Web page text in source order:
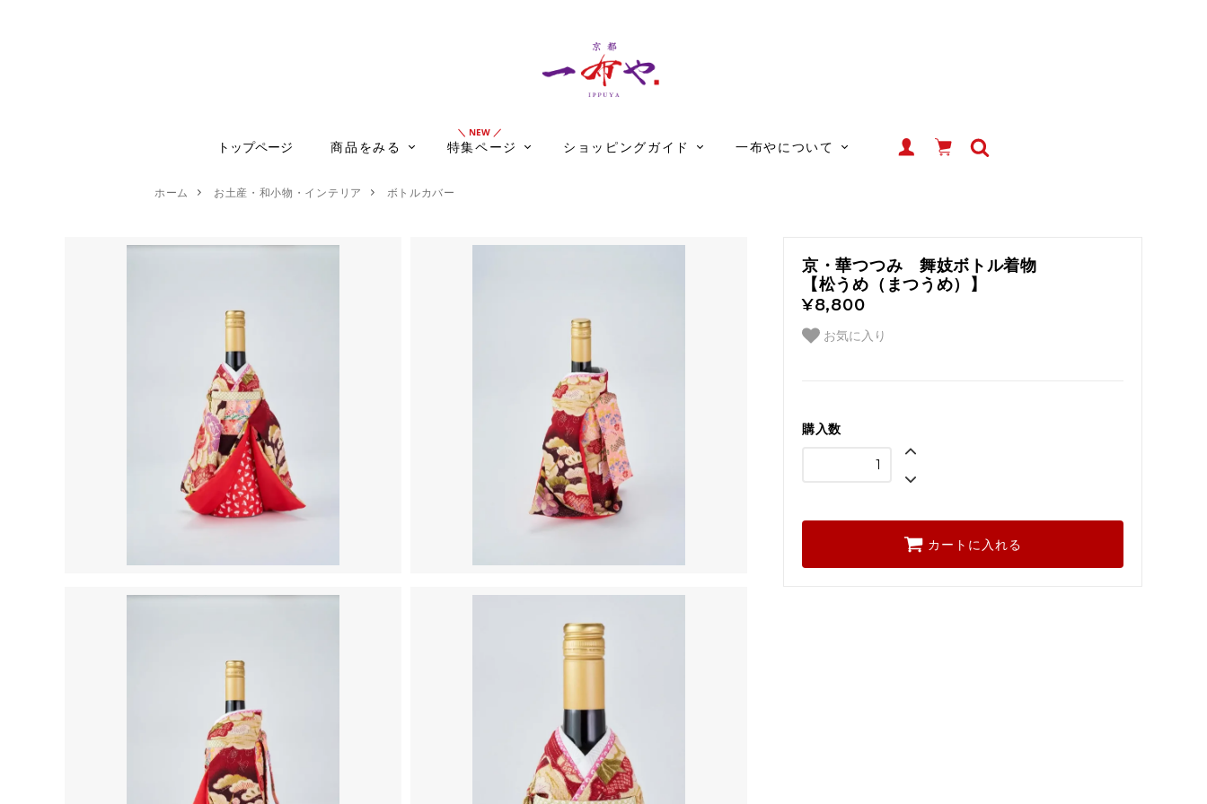
トップページ 商品をみる 特集ページ ショッピングガイド 一布やについて
ホーム お土産・和小物・インテリア ボトルカバー
京・華つつみ 舞妓ボトル着物
【松うめ（まつうめ）】
¥8,800
お気に入り
購入数
カートに入れる